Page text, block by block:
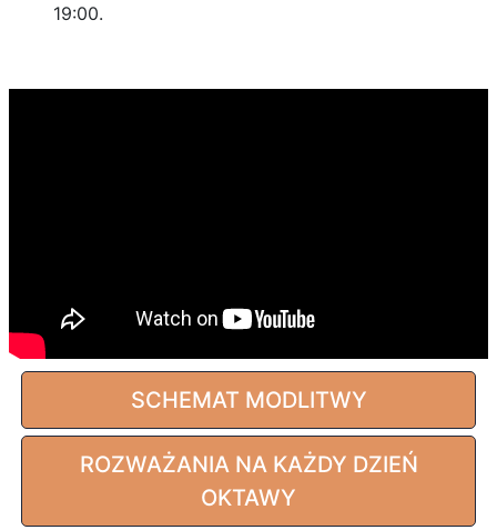
19:00.
SCHEMAT MODLITWY
ROZWAŻANIA NA KAŻDY DZIEŃ
OKTAWY